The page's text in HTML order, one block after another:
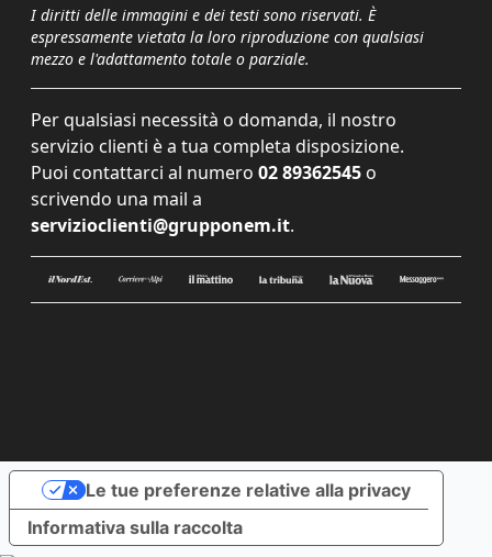
I diritti delle immagini e dei testi sono riservati. È
espressamente vietata la loro riproduzione con qualsiasi
mezzo e l'adattamento totale o parziale.
Per qualsiasi necessità o domanda, il nostro
servizio clienti è a tua completa disposizione.
Puoi contattarci al numero 02 89362545 o
scrivendo una mail a
servizioclienti@grupponem.it.
Informativa sulla raccolta
Le tue preferenze relative alla privacy